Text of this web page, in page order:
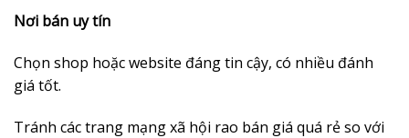
Nơi bán uy tín
Chọn shop hoặc website đáng tin cậy, có nhiều đánh
giá tốt.
Tránh các trang mạng xã hội rao bán giá quá rẻ so với